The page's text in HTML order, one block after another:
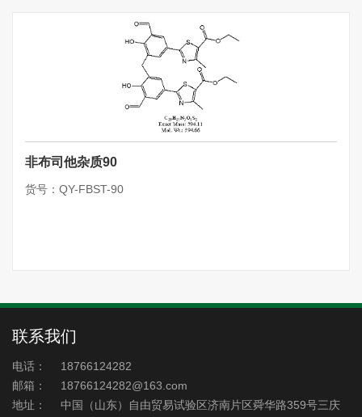
非布司他杂质90
货号：QY-FBST-90
联系我们
电话：
18766124282
邮箱：
18766124282@163.com
地址：
中国（山东）自由贸易试验区济南片区舜华路359号三庆